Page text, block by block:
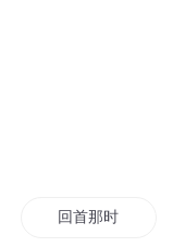
回首那时